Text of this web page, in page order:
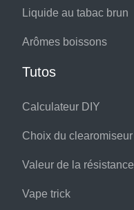
Liquide au tabac brun
Arômes boissons
Tutos
Calculateur DIY
Choix du clearomiseur
Valeur de la résistance
Vape trick